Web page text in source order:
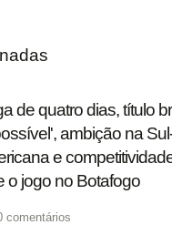
de quatro dias, título
ambição na
e
o jogo no Botafogo
comentários